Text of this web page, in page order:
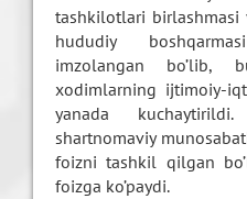
tashkilotlari birlashmasi
hududiy
imzolangan bo’lib,
xodimlarning ijtimoiy-
yanada
shartnomaviy
foizni tashkil qilgan
foizga ko’paydi.